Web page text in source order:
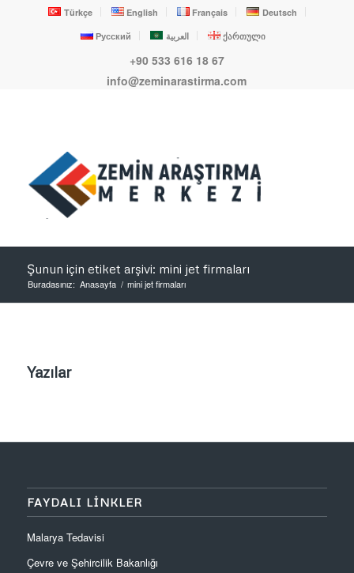
Türkçe English Français
Deutsch
Русский
العربية ქართული
+90 533 616 18 67
info@zeminarastirma.com
Şunun için etiket arşivi: mini jet firmaları
Buradasınız: Anasayfa / mini jet firmaları
Yazılar
FAYDALI LINKLER
Malarya Tedavisi
Çevre ve Şehircilik Bakanlığı